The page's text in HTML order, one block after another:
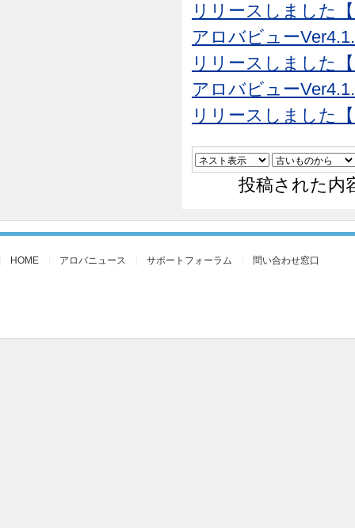
リリースしました
アロバビュー
リリースしました
アロバビュー
リリースしました
投稿された内
HOME アロバニュース サポートフォーラム 問い合わせ窓口